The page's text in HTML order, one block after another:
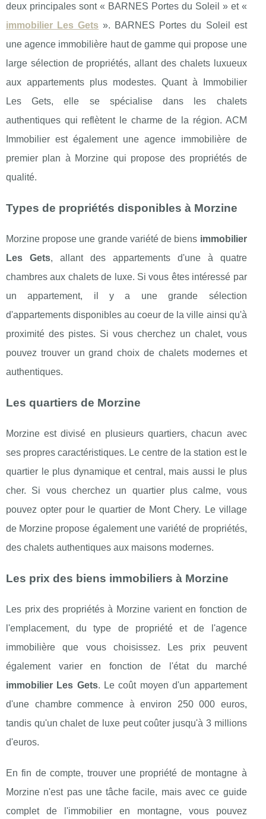
deux principales sont « BARNES Portes du Soleil » et «
immobilier Les Gets ». BARNES Portes du Soleil est
une agence immobilière haut de gamme qui propose une
large sélection de propriétés, allant des chalets luxueux
aux appartements plus modestes. Quant à Immobilier
Les Gets, elle se spécialise dans les chalets
authentiques qui reflètent le charme de la région. ACM
Immobilier est également une agence immobilière de
premier plan à Morzine qui propose des propriétés de
qualité.
Types de propriétés disponibles à Morzine
Morzine propose une grande variété de biens immobilier
Les Gets, allant des appartements d'une à quatre
chambres aux chalets de luxe. Si vous êtes intéressé par
un appartement, il y a une grande sélection
d'appartements disponibles au coeur de la ville ainsi qu'à
proximité des pistes. Si vous cherchez un chalet, vous
pouvez trouver un grand choix de chalets modernes et
authentiques.
Les quartiers de Morzine
Morzine est divisé en plusieurs quartiers, chacun avec
ses propres caractéristiques. Le centre de la station est le
quartier le plus dynamique et central, mais aussi le plus
cher. Si vous cherchez un quartier plus calme, vous
pouvez opter pour le quartier de Mont Chery. Le village
de Morzine propose également une variété de propriétés,
des chalets authentiques aux maisons modernes.
Les prix des biens immobiliers à Morzine
Les prix des propriétés à Morzine varient en fonction de
l'emplacement, du type de propriété et de l'agence
immobilière que vous choisissez. Les prix peuvent
également varier en fonction de l'état du marché
immobilier Les Gets. Le coût moyen d'un appartement
d'une chambre commence à environ 250 000 euros,
tandis qu'un chalet de luxe peut coûter jusqu'à 3 millions
d'euros.
En fin de compte, trouver une propriété de montagne à
Morzine n'est pas une tâche facile, mais avec ce guide
complet de l'immobilier en montagne, vous pouvez